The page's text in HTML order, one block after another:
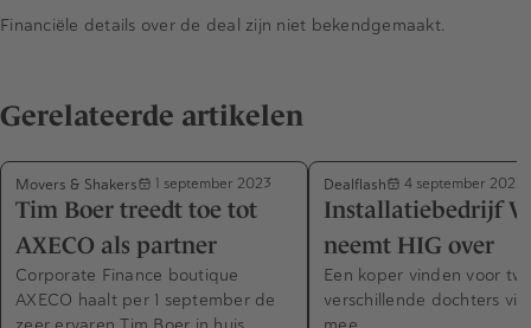
Financiële details over de deal zijn niet bekendgemaakt.
Gerelateerde artikelen
Movers & Shakers 1 september 2023
Tim Boer treedt toe tot
AXECO als partner
Corporate Finance boutique
AXECO haalt per 1 september de
Dealflash 4 september 2023
Installatiebedrijf
neemt HIG over
Een koper vinden voor
verschillende dochters